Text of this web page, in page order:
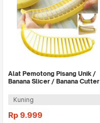
Alat Pemotong Pisang Unik /
Banana Slicer / Banana
Kuning
Rp 9.999